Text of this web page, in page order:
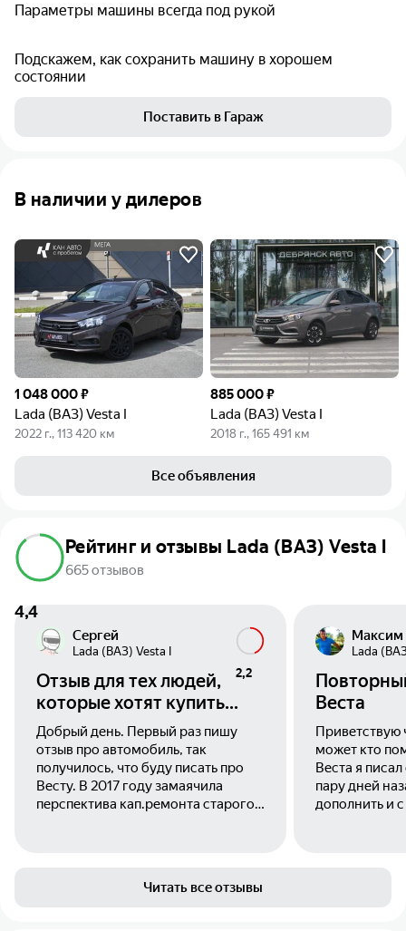
Параметры машины всегда под рукой
Подскажем, как сохранить машину в хорошем
состоянии
Поставить в Гараж
В наличии у дилеров
1 048 000 ₽
Lada (ВАЗ) Vesta I
2022 г., 113 420 км
885 000 ₽
Lada (ВАЗ) Vesta I
2018 г., 165 491 км
Все объявления
4,4
Рейтинг и отзывы Lada (ВАЗ) Vesta I
665 отзывов
Сергей
Lada (ВАЗ) Vesta I
2,2
Отзыв для тех людей,
которые хотят купить
данный автомобиль.
Добрый день. Первый раз пишу
отзыв про автомобиль, так
получилось, что буду писать про
Весту. В 2017 году замаячила
перспектива кап.ремонта старого
автосалонам Воронежа, хотели
Максим
Lada
Веста
Приветствую
может кто
Веста я
пару дней
дополнить и
Читать все отзывы